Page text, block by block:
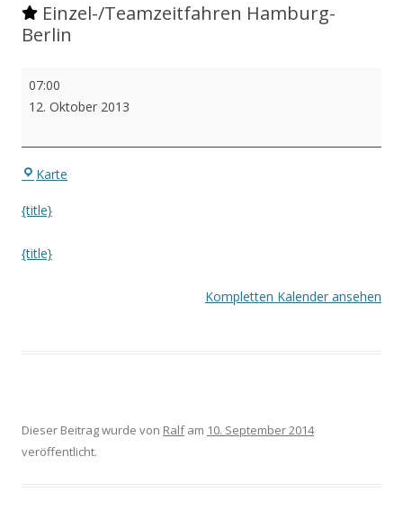
Einzel-/Teamzeitfahren Hamburg-
Berlin
Einzel-/Teamzeitfahren
Hamburg-
07:00
12. Oktober 2013
Karte
{title}
{title}
Kompletten Kalender ansehen
Dieser Beitrag wurde von Ralfam 10. September 2014
veröffentlicht.